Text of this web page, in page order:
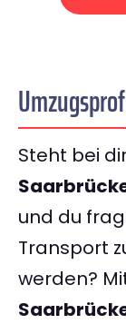
Steht bei
und du
Transport
werden?